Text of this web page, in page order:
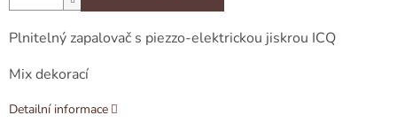
Plnitelný zapalovač s piezzo-elektrickou jiskrou ICQ
Mix dekorací
Detailní informace